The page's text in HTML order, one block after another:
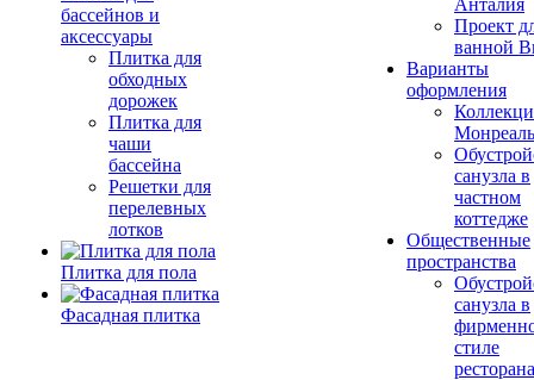
бассейнов и
аксессуары
Плитка для
обходных
дорожек
Плитка для
чаши
бассейна
Решетки для
перелевных
лотков
Плитка для пола
Фасадная плитка
Анталия
Проект
ванной
Варианты
оформления
Монреаль
санузла в
частном
коттедже
Общественные
пространства
санузла в
стиле
ресторана